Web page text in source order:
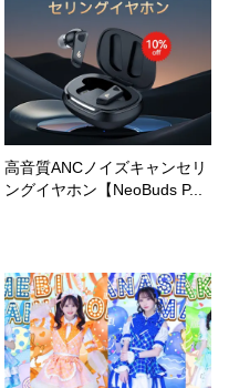
高音質ANCノイズキャンセリ
ングイヤホン【NeoBuds P...